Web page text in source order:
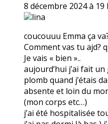
8 décembre 2024 à 19
lina
coucouuu Emma ça
Comment vas tu ajd?
Je vais « bien »..
aujourd’hui j’ai fait
plomb quand j’étais
absente et loin du
(mon corps etc…)
j’ai été hospitalisée